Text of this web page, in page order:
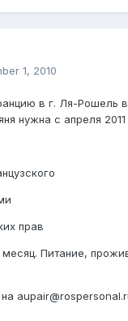
1, 2010
в г. Ля-Рошель
нужна с апреля 2011
прав
Питание,